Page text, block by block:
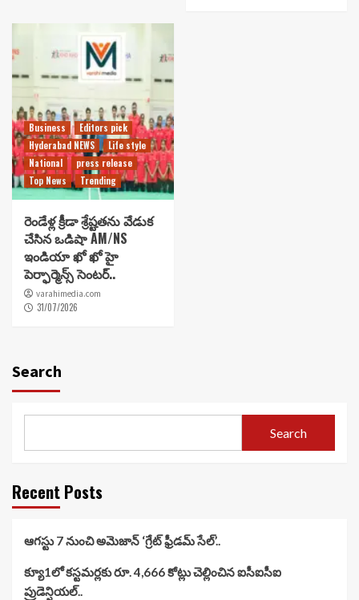
Business
Editors pick
Hyderabad NEWS
Life style
National
press release
Top News
Trending
రెండేళ్ల క్రీడా శ్రేష్టతను వేడుక
చేసిన ఒడిషా AM/NS
ఇండియా ఖో ఖో హై
పెర్ఫార్మెన్స్ సెంటర్..
varahimedia.com
31/07/2026
Search
Search
Recent Posts
ఆగస్టు 7 నుంచి అమెజాన్ ‘గ్రేట్ ఫ్రీడమ్ సేల్’..
క్యూ1లో కస్టమర్లకు రూ. 4,666 కోట్లు చెల్లించిన ఐసీఐసీఐ
ప్రుడెన్షియల్..